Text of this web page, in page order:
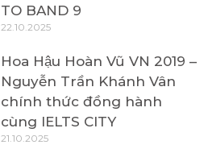
TO BAND 9
22.10.2025
Hoa Hậu Hoàn Vũ VN 2019 –
Nguyễn Trần Khánh Vân
chính thức đồng hành
cùng IELTS CITY
21.10.2025